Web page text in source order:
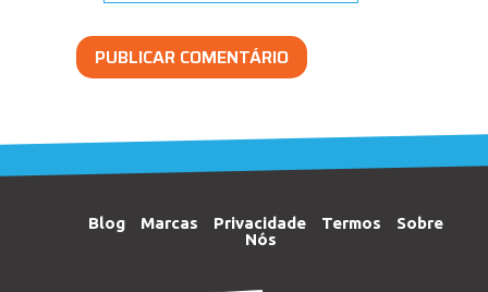
Blog Marcas Privacidade Termos
Sobre
Nós